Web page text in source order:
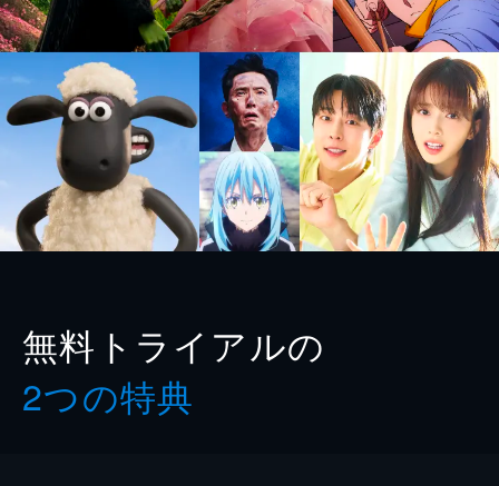
無料トライアルの
2つの特典